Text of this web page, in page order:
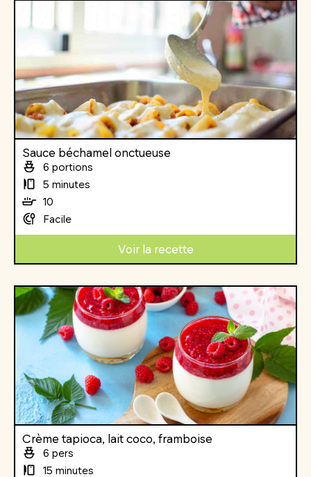
Sauce béchamel onctueuse
6 portions
5 minutes
10
Facile
Voir la recette
Crème tapioca, lait coco, framboise
6 pers
15 minutes